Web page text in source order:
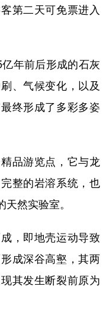
第二天可免票进入
年前后形成的石灰
、气候变化，以及
终形成了多彩多姿
品游览点，它与龙
整的岩溶系统，也
然实验室。
，即地壳运动导致
成深谷高壑，其两
其发生断裂前原为